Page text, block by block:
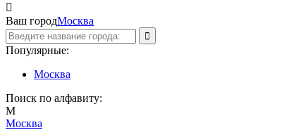

Ваш городМосква
Популярные:
Москва
Поиск по алфавиту:
М
Москва